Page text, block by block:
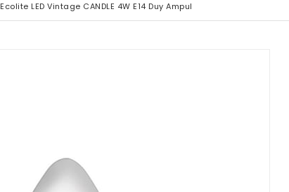
Ecolite LED Vintage CANDLE 4W E14 Duy Ampul